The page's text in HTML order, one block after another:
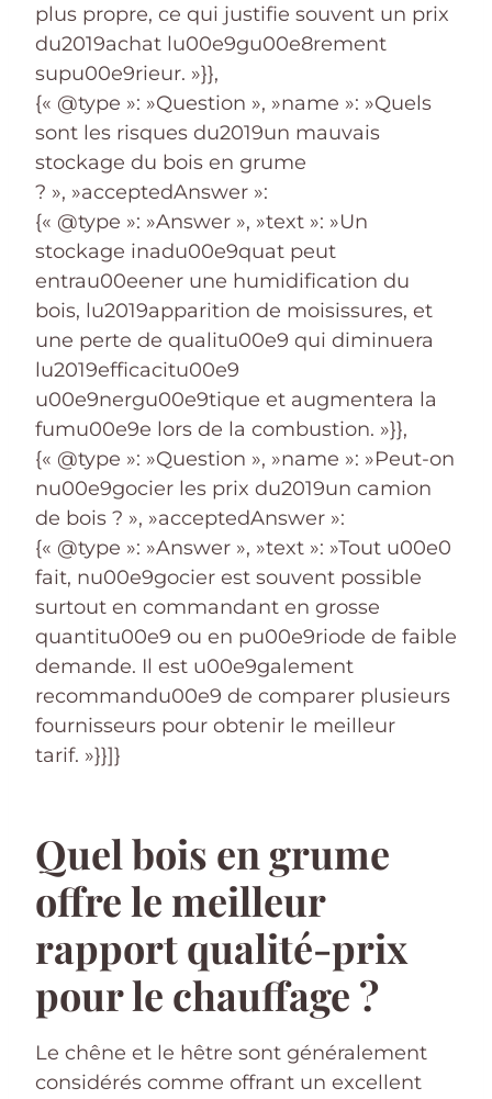
plus propre, ce qui justifie souvent un prix
du2019achat lu00e9gu00e8rement
supu00e9rieur. »}},
{« @type »: »Question », »name »: »Quels
sont les risques du2019un mauvais
stockage du bois en grume
? », »acceptedAnswer »:
{« @type »: »Answer », »text »: »Un
stockage inadu00e9quat peut
entrau00eener une humidification du
bois, lu2019apparition de moisissures, et
une perte de qualitu00e9 qui diminuera
lu2019efficacitu00e9
u00e9nergu00e9tique et augmentera la
fumu00e9e lors de la combustion. »}},
{« @type »: »Question », »name »: »Peut-on
nu00e9gocier les prix du2019un camion
de bois ? », »acceptedAnswer »:
{« @type »: »Answer », »text »: »Tout u00e0
fait, nu00e9gocier est souvent possible
surtout en commandant en grosse
quantitu00e9 ou en pu00e9riode de faible
demande. Il est u00e9galement
recommandu00e9 de comparer plusieurs
fournisseurs pour obtenir le meilleur
tarif. »}}]}
Quel bois en grume
offre le meilleur
rapport qualité-prix
pour le chauffage ?
Le chêne et le hêtre sont généralement
considérés comme offrant un excellent